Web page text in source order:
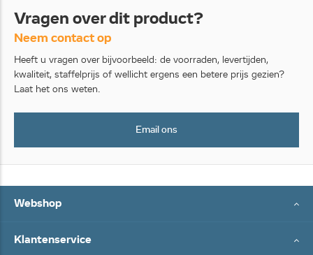
Vragen over dit product?
Neem contact op
Heeft u vragen over bijvoorbeeld: de voorraden, levertijden,
kwaliteit, staffelprijs of wellicht ergens een betere prijs gezien?
Laat het ons weten.
Email ons
Webshop
Klantenservice